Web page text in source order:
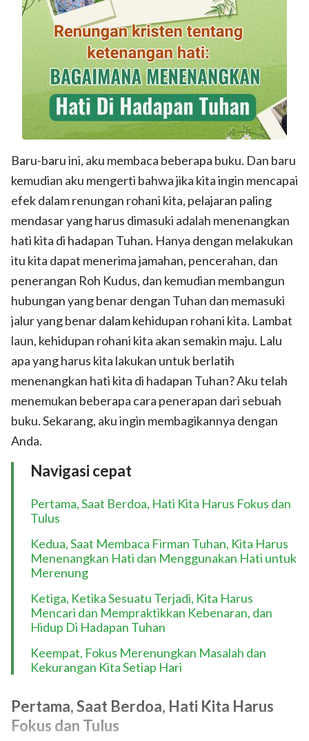
Baru-baru ini, aku membaca beberapa buku. Dan baru
kemudian aku mengerti bahwa jika kita ingin mencapai
efek dalam renungan rohani kita, pelajaran paling
mendasar yang harus dimasuki adalah menenangkan
hati kita di hadapan Tuhan. Hanya dengan melakukan
itu kita dapat menerima jamahan, pencerahan, dan
penerangan Roh Kudus, dan kemudian membangun
hubungan yang benar dengan Tuhan dan memasuki
jalur yang benar dalam kehidupan rohani kita. Lambat
laun, kehidupan rohani kita akan semakin maju. Lalu
apa yang harus kita lakukan untuk berlatih
menenangkan hati kita di hadapan Tuhan? Aku telah
menemukan beberapa cara penerapan dari sebuah
buku. Sekarang, aku ingin membagikannya dengan
Anda.
Navigasi cepat
Pertama, Saat Berdoa, Hati Kita Harus Fokus dan
Tulus
Kedua, Saat Membaca Firman Tuhan, Kita Harus
Menenangkan Hati dan Menggunakan Hati untuk
Merenung
Ketiga, Ketika Sesuatu Terjadi, Kita Harus
Mencari dan Mempraktikkan Kebenaran, dan
Hidup Di Hadapan Tuhan
Keempat, Fokus Merenungkan Masalah dan
Kekurangan Kita Setiap Hari
Pertama, Saat Berdoa, Hati Kita Harus
Fokus dan Tulus